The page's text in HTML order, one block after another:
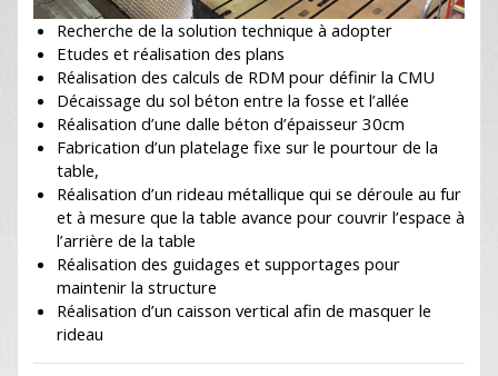
Recherche de la solution technique à adopter
Etudes et réalisation des plans
Réalisation des calculs de RDM pour définir la CMU
Décaissage du sol béton entre la fosse et l’allée
Réalisation d’une dalle béton d’épaisseur 30cm
Fabrication d’un platelage fixe sur le pourtour de la
table,
Réalisation d’un rideau métallique qui se déroule au fur
et à mesure que la table avance pour couvrir l’espace à
l’arrière de la table
Réalisation des guidages et supportages pour
maintenir la structure
Réalisation d’un caisson vertical afin de masquer le
rideau